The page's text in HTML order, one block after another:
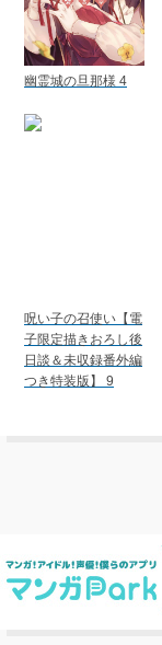
幽霊城の旦那様 4
呪い子の召使い【電
子限定描きおろし後
日談＆未収録番外編
つき特装版】 9